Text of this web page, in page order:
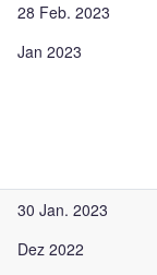
28 Feb. 2023
Jan 2023
30 Jan. 2023
Dez 2022